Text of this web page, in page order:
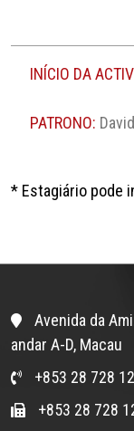
INÍCIO DA
PATRONO:
* Estagiário pode
Avenida da
andar A-D, Macau
+853 28 728
+853 28 728